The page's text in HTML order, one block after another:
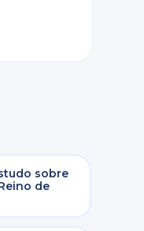
sobre
de